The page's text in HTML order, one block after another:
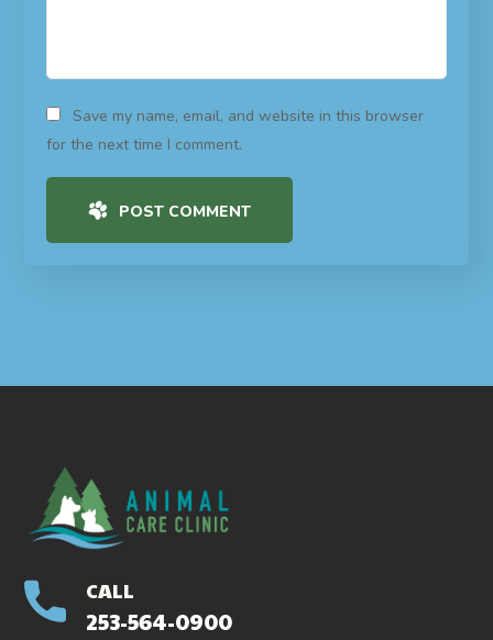
Save my name, email, and website in this browser
for the next time I comment.
POST COMMENT
CALL
253-564-0900